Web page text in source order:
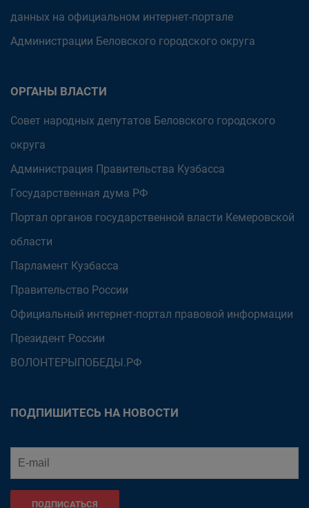
данных на официальном интернет-портале
Администрации Беловского городского округа
ОРГАНЫ ВЛАСТИ
Совет народных депутатов Беловского городского
округа
Администрация Правительства Кузбасса
Государственная дума РФ
Портал органов государственной власти Кемеровской
области
Парламент Кузбасса
Правительство России
Официальный интернет-портал правовой информации
Президент России
ВОЛОНТЕРЫПОБЕДЫ.РФ
ПОДПИШИТЕСЬ НА НОВОСТИ
ПОДПИСАТЬСЯ